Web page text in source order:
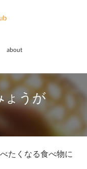
about
うが
たくなる食べ物に